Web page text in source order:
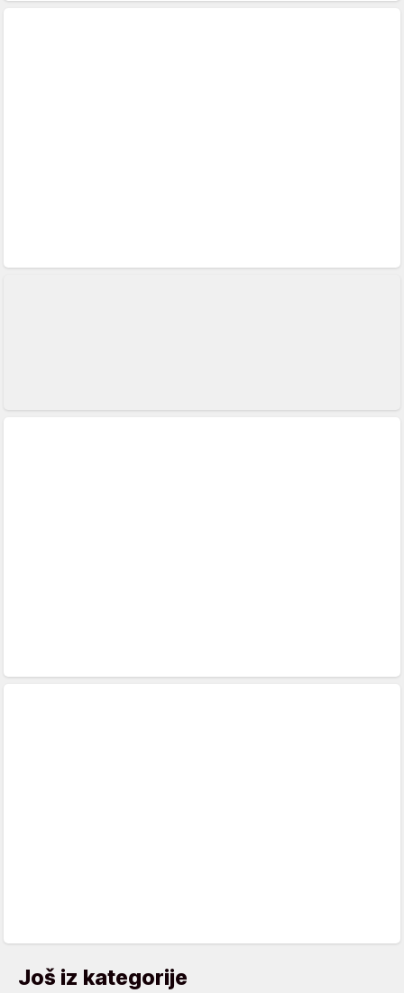
Još iz kategorije